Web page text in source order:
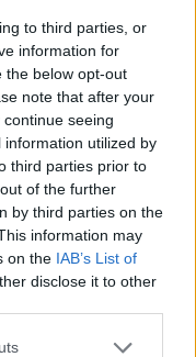
to third parties, or
information for
the below opt-out
note that after your
seeing
utilized by
third parties prior to
of the further
by third parties on the
information may
on the IAB’s List of
disclose it to other
που
με την
είναι η
να πιάναμε
δεν είχαμε
όλα αυτά με την
παικτών. Δεν
ήταν εις